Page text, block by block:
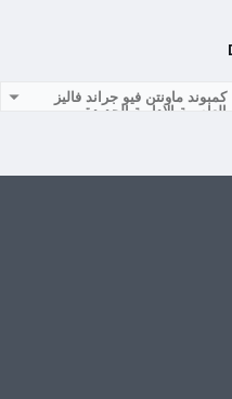
كمبوند ماونتن فيو جراند فاليز
العاصمة الادارية الجديدة ـ